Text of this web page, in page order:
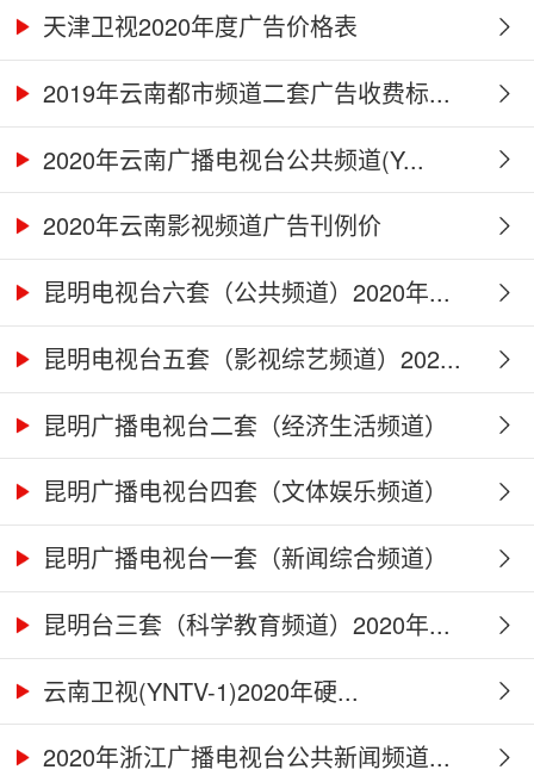
天津卫视2020年度广告价格表
2019年云南都市频道二套广告收费标...
2020年云南广播电视台公共频道(Y...
2020年云南影视频道广告刊例价
昆明电视台六套（公共频道）2020年...
昆明电视台五套（影视综艺频道）202...
昆明广播电视台二套（经济生活频道）
2... 昆明广播电视台四套（文体娱乐频道）
2... 昆明广播电视台一套（新闻综合频道）
2... 昆明台三套（科学教育频道）2020年...
云南卫视(YNTV-1)2020年硬...
2020年浙江广播电视台公共新闻频道...